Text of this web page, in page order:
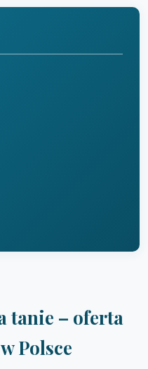
tanie – oferta
Polsce